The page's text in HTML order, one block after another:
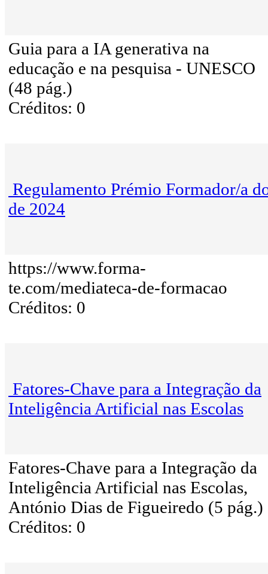
Guia para a IA generativa na
educação e na pesquisa - UNESCO
(48 pág.)
Créditos: 0
Regulamento Prémio Formador/a
de 2024
https://www.forma-
te.com/mediateca-de-formacao
Créditos: 0
Fatores-Chave para a Integração da
Inteligência Artificial nas Escolas
Fatores-Chave para a Integração da
Inteligência Artificial nas Escolas,
António Dias de Figueiredo (5 pág.)
Créditos: 0